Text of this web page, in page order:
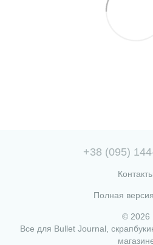
+38 (095)
Контакты
Полная
© 2026
Все для Bullet Journal,